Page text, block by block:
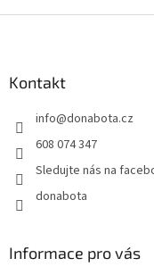
Kontakt
info@donabota.cz
608 074 347
Sledujte nás na
donabota
Informace pro vás